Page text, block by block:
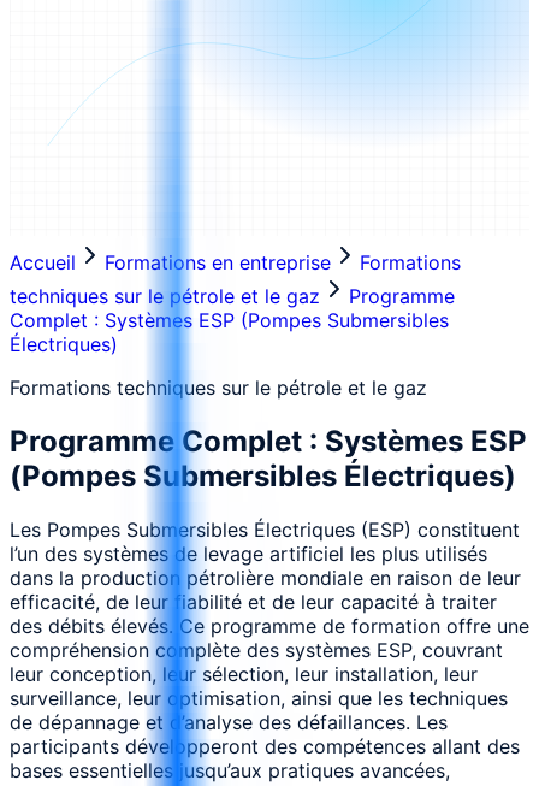
Accueil Formations en entreprise
Formations
techniques sur le pétrole et le gaz
Programme
Complet : Systèmes ESP (Pompes Submersibles
Électriques)
Formations techniques sur le pétrole et le gaz
Programme Complet : Systèmes ESP
(Pompes Submersibles Électriques)
Les Pompes Submersibles Électriques (ESP) constituent
l’un des systèmes de levage artificiel les plus utilisés
dans la production pétrolière mondiale en raison de leur
efficacité, de leur fiabilité et de leur capacité à traiter
des débits élevés. Ce programme de formation offre une
compréhension complète des systèmes ESP, couvrant
leur conception, leur sélection, leur installation, leur
surveillance, leur optimisation, ainsi que les techniques
de dépannage et d’analyse des défaillances. Les
participants développeront des compétences allant des
bases essentielles jusqu’aux pratiques avancées,